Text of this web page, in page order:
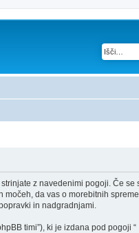
strinjate z navedenimi pogoji. Če
da vas o morebitnih
in nadgradnjami.
timi”), ki je izdana pod pogoji “